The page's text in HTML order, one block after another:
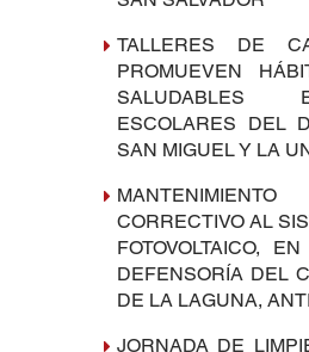
TALLERES DE
PROMUEVEN
SALUDABLES
ESCOLARES DEL
SAN MIGUEL Y LA
CORRECTIVO AL
FOTOVOLTAICO,
DEFENSORÍA DEL
DE LA LAGUNA,
JORNADA DE